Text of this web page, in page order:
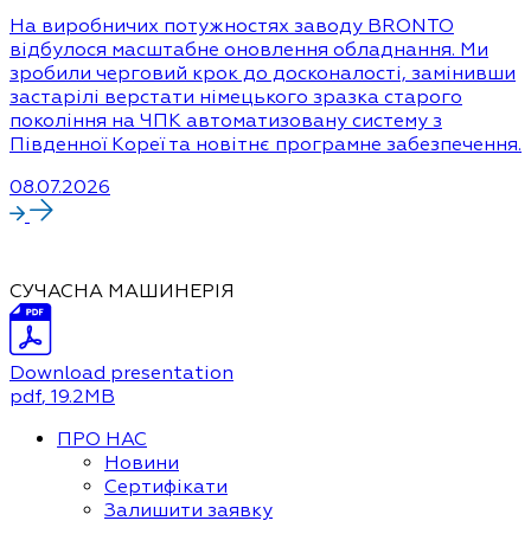
На виробничих потужностях заводу BRONTO
відбулося масштабне оновлення обладнання. Ми
зробили черговий крок до досконалості, замінивши
застарілі верстати німецького зразка старого
покоління на ЧПК автоматизовану систему з
Південної Кореї та новітнє програмне забезпечення.
08.07.2026
СУЧАСНА МАШИНЕРІЯ
Download presentation
pdf, 19.2MB
ПРО НАС
Новини
Сертифікати
Залишити заявку